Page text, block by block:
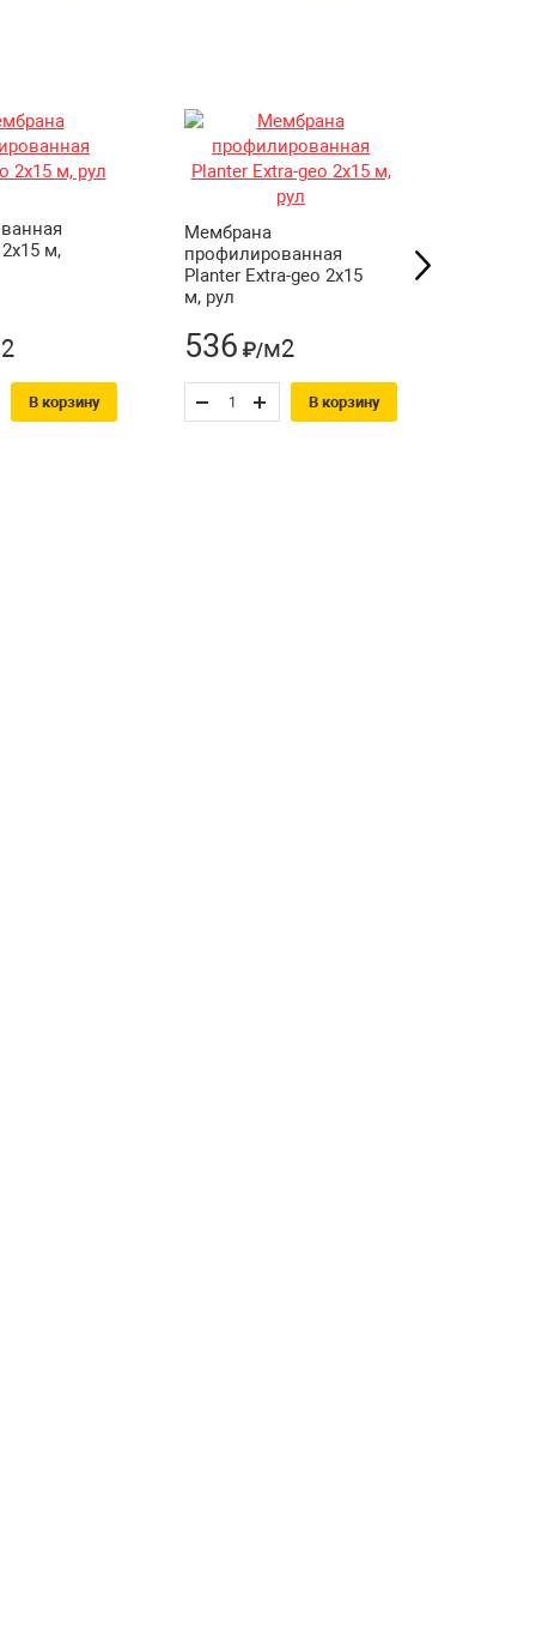
м,
В корзину
Мембрана
профилированная
Planter Extra-geo 2х15
м, рул
536 ₽/м2
В корзину